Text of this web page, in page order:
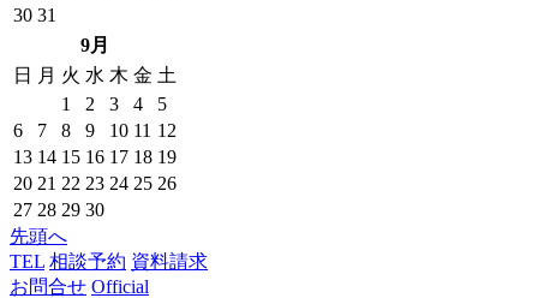
30 31
9月
日
月 火 水 木 金 土
1
2 3 4
5
6
7 8 9 10 11 12
13 14 15 16 17 18 19
20 21 22 23 24 25 26
27 28 29 30
先頭へ
TEL 相談予約 資料請求
お問合せ Official